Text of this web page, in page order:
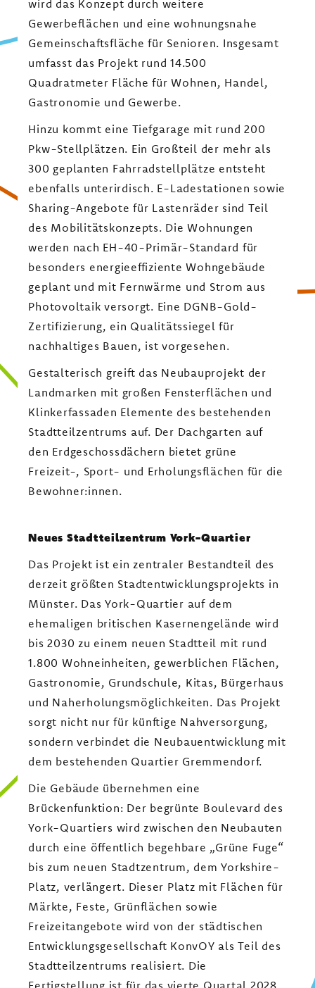
wird das Konzept durch weitere
Gewerbeflächen und eine wohnungsnahe
Gemeinschaftsfläche für Senioren. Insgesamt
umfasst das Projekt rund 14.500
Quadratmeter Fläche für Wohnen, Handel,
Gastronomie und Gewerbe.
Hinzu kommt eine Tiefgarage mit rund 200
Pkw-Stellplätzen. Ein Großteil der mehr als
300 geplanten Fahrradstellplätze entsteht
ebenfalls unterirdisch. E-Ladestationen sowie
Sharing-Angebote für Lastenräder sind Teil
des Mobilitätskonzepts. Die Wohnungen
werden nach EH-40-Primär-Standard für
besonders energieeffiziente Wohngebäude
geplant und mit Fernwärme und Strom aus
Photovoltaik versorgt. Eine DGNB-Gold-
Zertifizierung, ein Qualitätssiegel für
nachhaltiges Bauen, ist vorgesehen.
Gestalterisch greift das Neubauprojekt der
Landmarken mit großen Fensterflächen und
Klinkerfassaden Elemente des bestehenden
Stadtteilzentrums auf. Der Dachgarten auf
den Erdgeschossdächern bietet grüne
Freizeit-, Sport- und Erholungsflächen für die
Bewohner:innen.
Neues Stadtteilzentrum York-Quartier
Das Projekt ist ein zentraler Bestandteil des
derzeit größten Stadtentwicklungsprojekts in
Münster. Das York-Quartier auf dem
ehemaligen britischen Kasernengelände wird
bis 2030 zu einem neuen Stadtteil mit rund
1.800 Wohneinheiten, gewerblichen Flächen,
Gastronomie, Grundschule, Kitas, Bürgerhaus
und Naherholungsmöglichkeiten. Das Projekt
sorgt nicht nur für künftige Nahversorgung,
sondern verbindet die Neubauentwicklung mit
dem bestehenden Quartier Gremmendorf.
Die Gebäude übernehmen eine
Brückenfunktion: Der begrünte Boulevard des
York-Quartiers wird zwischen den Neubauten
durch eine öffentlich begehbare „Grüne Fuge“
bis zum neuen Stadtzentrum, dem Yorkshire-
Platz, verlängert. Dieser Platz mit Flächen für
Märkte, Feste, Grünflächen sowie
Freizeitangebote wird von der städtischen
Entwicklungsgesellschaft KonvOY als Teil des
Stadtteilzentrums realisiert. Die
Fertigstellung ist für das vierte Quartal 2028